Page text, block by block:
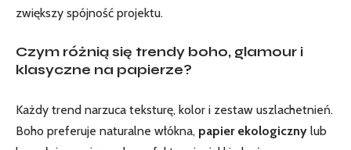
zwiększy spójność projektu.
Czym różnią się trendy boho, glamour i
klasyczne na papierze?
Każdy trend narzuca teksturę, kolor i zestaw uszlachetnień.
Boho preferuje naturalne włókna, papier ekologiczny lub